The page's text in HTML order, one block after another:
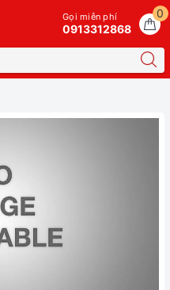
0
Gọi miễn phí
0913312868